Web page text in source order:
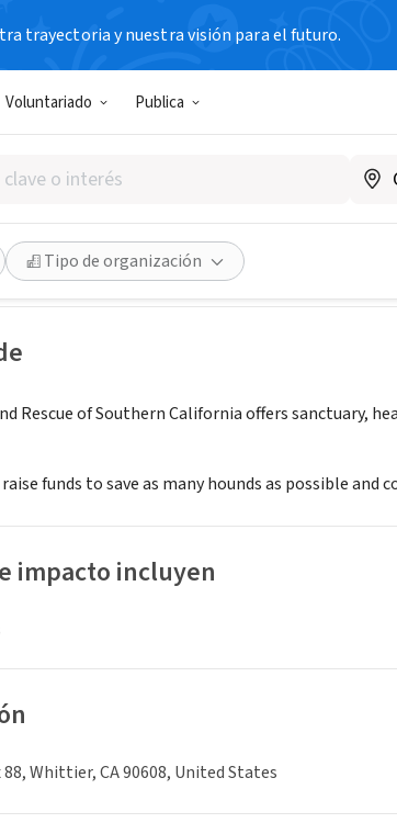
trayectoria y nuestra visión para el futuro.
Voluntariado Publica
Tipo de organización
Hound Rescue of
|www.bassethoundrescue.org
Guardar
Rescue of Southern California offers sanctuary,
funds to save as many hounds as possible
impacto incluyen
88, Whittier, CA 90608, United States